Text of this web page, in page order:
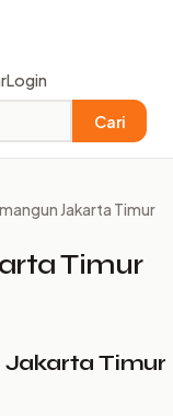
Login
Cari
Jakarta Timur
Timur
Jakarta Timur